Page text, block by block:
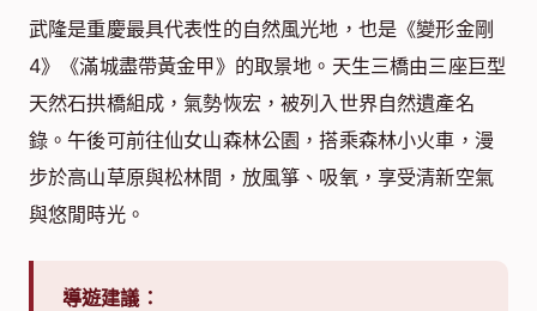
武隆是重慶最具代表性的自然風光地，也是《變形金剛
4》《滿城盡帶黃金甲》的取景地。天生三橋由三座巨型
天然石拱橋組成，氣勢恢宏，被列入世界自然遺產名
錄。午後可前往仙女山森林公園，搭乘森林小火車，漫
步於高山草原與松林間，放風箏、吸氧，享受清新空氣
與悠閒時光。
導遊建議：